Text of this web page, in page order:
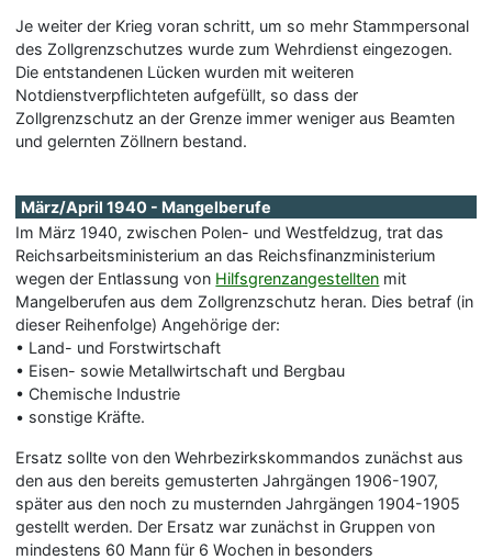
Je weiter der Krieg voran schritt, um so mehr Stammpersonal
des Zollgrenzschutzes wurde zum Wehrdienst eingezogen.
Die entstandenen Lücken wurden mit weiteren
Notdienstverpflichteten aufgefüllt, so dass der
Zollgrenzschutz an der Grenze immer weniger aus Beamten
und gelernten Zöllnern bestand.
März/April 1940 - Mangelberufe
Im März 1940, zwischen Polen- und Westfeldzug, trat das
Reichsarbeitsministerium an das Reichsfinanzministerium
wegen der Entlassung von Hilfsgrenzangestellten mit
Mangelberufen aus dem Zollgrenzschutz heran. Dies betraf (in
dieser Reihenfolge) Angehörige der:
• Land- und Forstwirtschaft
• Eisen- sowie Metallwirtschaft und Bergbau
• Chemische Industrie
• sonstige Kräfte.
Ersatz sollte von den Wehrbezirkskommandos zunächst aus
den aus den bereits gemusterten Jahrgängen 1906-1907,
später aus den noch zu musternden Jahrgängen 1904-1905
gestellt werden. Der Ersatz war zunächst in Gruppen von
mindestens 60 Mann für 6 Wochen in besonders